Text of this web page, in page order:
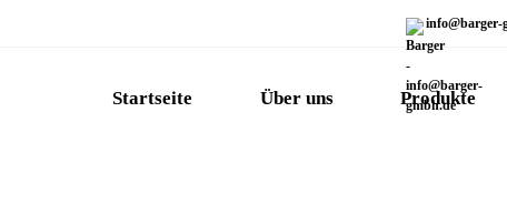
info@barger-
Startseite Über uns Produkte